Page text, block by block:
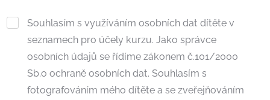
Souhlasím s využíváním osobních dat dítěte v
seznamech pro účely kurzu. Jako správce
osobních údajů se řídíme zákonem č.101/2000
Sb.o ochraně osobních dat. Souhlasím s
fotografováním mého dítěte a se zveřejňováním